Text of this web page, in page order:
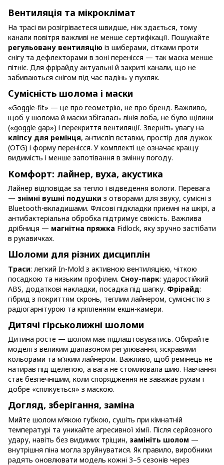
Вентиляція та мікроклімат
На трасі ви розігріваєтеся швидше, ніж здається, тому
канали повітря важливі не менше сертифікації. Пошукайте
регульовану вентиляцію із шиберами, сітками проти
снігу та дефлекторами в зоні перенісся — так маска менше
пітніє. Для фрірайду актуальні й закриті канали, що не
забиваються снігом під час падінь у пухляк.
Сумісність шолома і маски
«Goggle-fit» — це про геометрію, не про бренд. Важливо,
щоб у шолома й маски збігалась лінія лоба, не було щілини
(«goggle gap») і перекриття вентиляції. Зверніть увагу на
кліпсу для ремінця, антисліп вставки, простір для дужок
(OTG) і форму перенісся. У комплекті це означає кращу
видимість і менше запотівання в змінну погоду.
Комфорт: лайнер, вуха, акустика
Лайнер відповідає за тепло і відведення вологи. Перевага
— знімні вушні подушки з отворами для звуку, сумісні з
Bluetooth-вкладишами. Флісові підкладки приємні на шкірі, а
антибактеріальна обробка підтримує свіжість. Важлива
дрібниця — магнітна пряжка Fidlock, яку зручно застібати
в рукавичках.
Шоломи для різних дисциплін
Траси: легкий In-Mold з активною вентиляцією, чіткою
посадкою та низьким профілем. Сноу-парк: ударостійкий
ABS, додаткові накладки, посадка під шапку. Фрірайд:
гібрид з покриттям скронь, теплим лайнером, сумісністю з
радіогарнітурою та кріпленням екшн-камери.
Дитячі гірськолижні шоломи
Дитина росте — шолом має підлаштовуватись. Обирайте
моделі з великим діапазоном регулювання, яскравими
кольорами та м’яким лайнером. Важливо, щоб ремінець не
натирав під щелепою, а вага не стомлювала шию. Навчання
стає безпечнішим, коли спорядження не заважає рухам і
добре «спілкується» з маскою.
Догляд, зберігання, заміна
Мийте шолом м’якою губкою, сушіть при кімнатній
температурі та уникайте агресивної хімії. Після серйозного
удару, навіть без видимих тріщин, замініть шолом —
внутрішня піна могла зруйнуватися. Як правило, виробники
радять оновлювати модель кожні 3–5 сезонів через